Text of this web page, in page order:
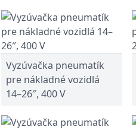
Vyzúvačka pneumatík
pre nákladné vozidlá
14–26″, 400 V